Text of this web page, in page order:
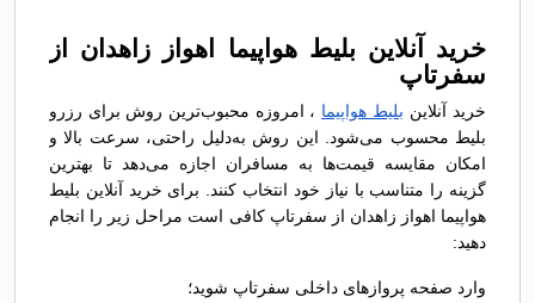
خرید آنلاین بلیط هواپیما اهواز زاهدان از
سفرتاپ
خرید آنلاین بلیط هواپیما ، امروزه محبوب‌ترین روش برای رزرو
بلیط محسوب می‌شود. این روش به‌دلیل راحتی، سرعت بالا و
امکان مقایسه قیمت‌ها به مسافران اجازه می‌دهد تا بهترین
گزینه را متناسب با نیاز خود انتخاب کنند. برای خرید آنلاین بلیط
هواپیما اهواز زاهدان از سفرتاپ کافی است مراحل زیر را انجام
دهید:
وارد صفحه پروازهای داخلی سفرتاپ شوید؛